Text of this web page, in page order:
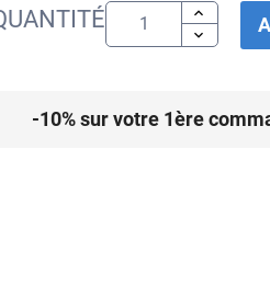
-10% sur votre 1ère